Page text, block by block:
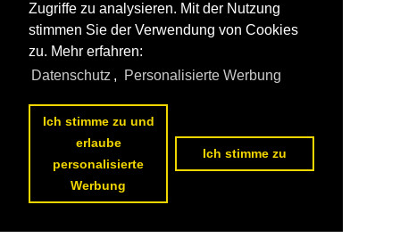
Zugriffe zu analysieren. Mit der Nutzung
stimmen Sie der Verwendung von Cookies
zu. Mehr erfahren:
Datenschutz , Personalisierte Werbung
Ich stimme zu und
erlaube
personalisierte
Werbung
Ich stimme zu